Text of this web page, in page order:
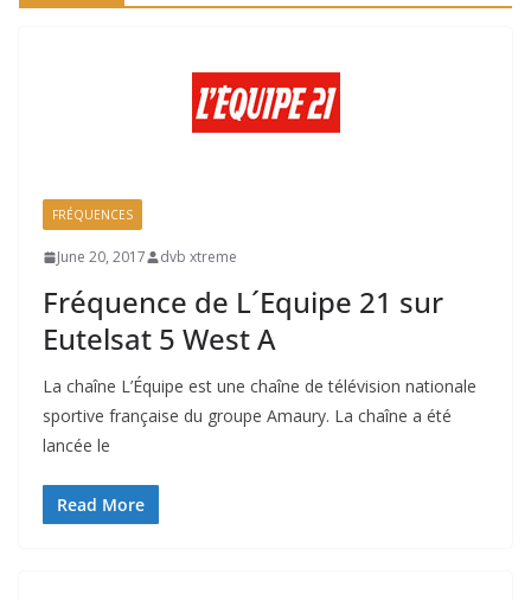
FRÉQUENCES
June 20, 2017 dvb xtreme
Fréquence de L´Equipe 21 sur
Eutelsat 5 West A
La chaîne L’Équipe est une chaîne de télévision nationale
sportive française du groupe Amaury. La chaîne a été
lancée le
Read More